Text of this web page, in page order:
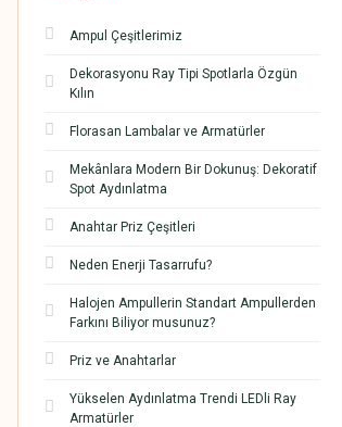
Ampul Çeşitlerimiz
Dekorasyonu Ray Tipi Spotlarla Özgün
Kılın
Florasan Lambalar ve Armatürler
Mekânlara Modern Bir Dokunuş: Dekoratif
Spot Aydınlatma
Anahtar Priz Çeşitleri
Neden Enerji Tasarrufu?
Halojen Ampullerin Standart Ampullerden
Farkını Biliyor musunuz?
Priz ve Anahtarlar
Yükselen Aydınlatma Trendi LEDli Ray
Armatürler